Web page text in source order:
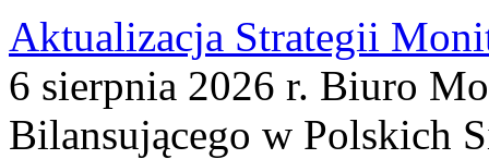
Aktualizacja Strategii
6 sierpnia 2026 r. Biuro
Bilansującego w Polskich